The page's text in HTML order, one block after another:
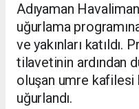
Adıyaman
uğurlama
ve yakınları katıldı.
tilavetinin ardından
oluşan umre kafilesi
uğurlandı.